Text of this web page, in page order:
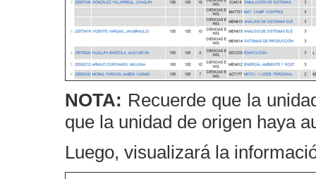
NOTA: Recuerde que la
que la unidad de origen haya
Luego, visualizará la